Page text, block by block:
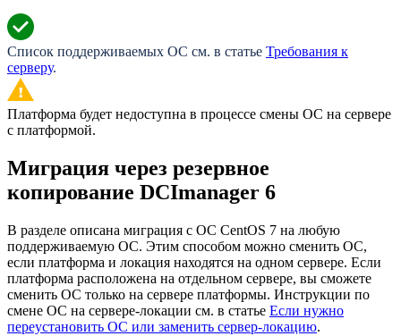
Список поддерживаемых ОС см. в статье Требования к
серверу.
Платформа будет недоступна в процессе смены ОС на сервере
с платформой.
Миграция через резервное
копирование DCImanager 6
В разделе описана миграция с ОС CentOS 7 на любую
поддерживаемую ОС. Этим способом можно сменить ОС,
если платформа и локация находятся на одном сервере. Если
платформа расположена на отдельном сервере, вы сможете
сменить ОС только на сервере платформы. Инструкции по
смене ОС на сервере-локации см. в статье Если нужно
переустановить ОС или заменить сервер-локацию.